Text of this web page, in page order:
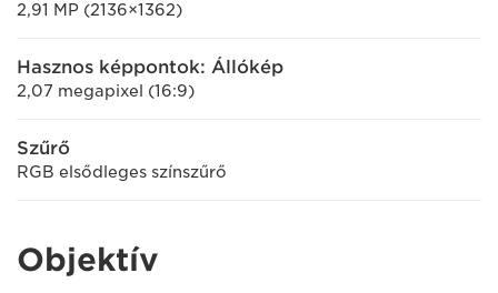
2,91 MP (2136×1362)
Hasznos képpontok: Állókép
2,07 megapixel (16:9)
Szűrő
RGB elsődleges színszűrő
Objektív